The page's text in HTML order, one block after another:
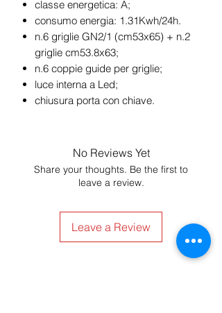
classe energetica: A;
consumo energia: 1.31Kwh/24h.
n.6 griglie GN2/1 (cm53x65) + n.2
griglie cm53.8x63;
n.6 coppie guide per griglie;
luce interna a Led;
chiusura porta con chiave.
No Reviews Yet
Share your thoughts. Be the first to
leave a review.
Leave a Review